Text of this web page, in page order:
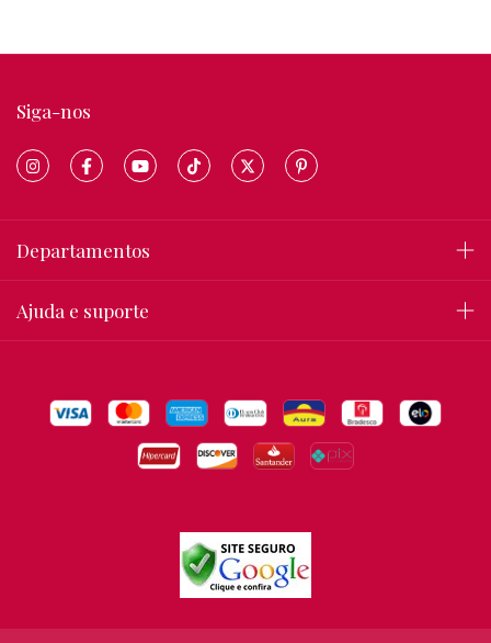
Siga-nos
Departamentos
Ajuda e suporte